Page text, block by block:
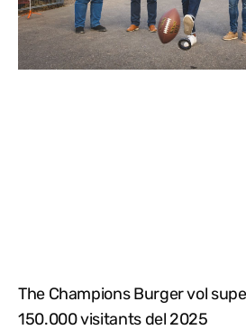
The Champions Burger vol
150.000 visitants del 2025